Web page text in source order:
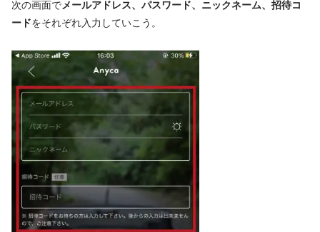
次の画面でメールアドレス、パスワード、ニックネーム、招待コ
ードをそれぞれ入力していこう。